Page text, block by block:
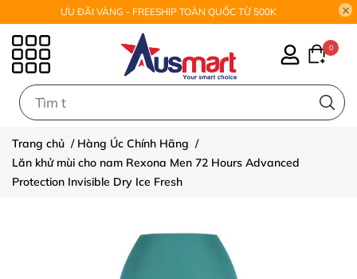
ƯU ĐÃI VÀNG - FREESHIP TOÀN QUỐC TỪ 500K
0
Trang chủ / Hàng Úc Chính Hãng /
Lăn khử mùi cho nam Rexona Men 72 Hours Advanced
Protection Invisible Dry Ice Fresh